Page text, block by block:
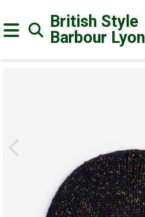
British Style
Barbour Lyon